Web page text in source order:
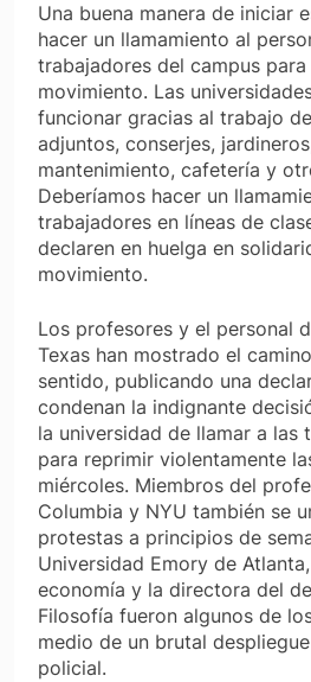
Una buena manera de iniciar
hacer un llamamiento al
trabajadores del campus para
movimiento. Las
funcionar gracias al trabajo
adjuntos, conserjes,
mantenimiento, cafetería y
Deberíamos hacer un
trabajadores en líneas de
declaren en huelga en
movimiento.
Los profesores y el personal
Texas han mostrado el
sentido, publicando una
condenan la indignante
la universidad de llamar a las
para reprimir violentamente
miércoles. Miembros del
Columbia y NYU también se
protestas a principios de
Universidad Emory de
economía y la directora del
Filosofía fueron algunos de
medio de un brutal
policial.